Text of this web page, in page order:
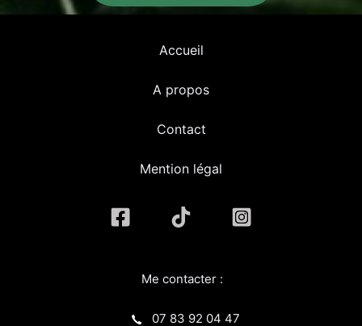
Accueil
A propos
Contact
Mention légal
Me contacter :
07 83 92 04 47